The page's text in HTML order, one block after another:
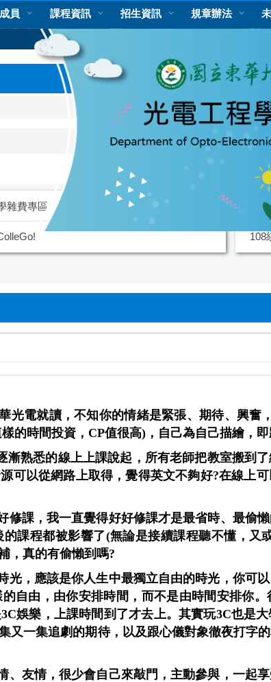
員 課程資訊 招生資訊 規章辦法
雜費專區 獎
108
光電就讀，不知你的情緒是緊張、期待、興奮
的時間投資，CP值很高) ，自己為自己描繪，
漸熟悉的線上上課說起，所有老師把教室搬到
可以從網路上取得，覺得英文不夠好?在線上
修課，我一直覺得好好修課才是最省時、最偷
課程都被影響了(無論是接續課程聽不懂，又
，真的有偷懶到嗎?
光，應該是你人生中最獨立自由的時光，你可
自由，由你安排時間，而不是由時間安排你。
3C娛樂，上課時間到了才去上。其實玩3C也是
又一集追劇的期待，以及跟心儀對象徹夜打字
、友情，很少會自己來敲門，主動參與，一起